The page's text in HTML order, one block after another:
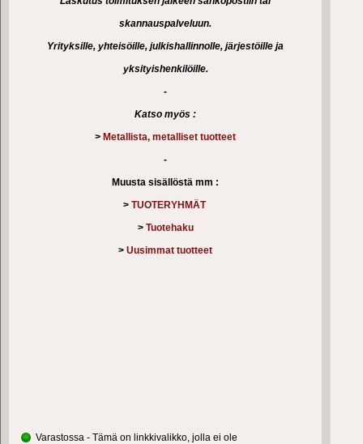
skannauspalveluun.
Yrityksille, yhteisöille, julkishallinnolle, järjestöille ja
yksityishenkilöille.
-
Katso myös :
> Metallista, metalliset tuotteet
-
Muusta sisällöstä mm :
> TUOTERYHMÄT
> Tuotehaku
> Uusimmat tuotteet
Varastossa - Tämä on linkkivalikko, jolla ei ole